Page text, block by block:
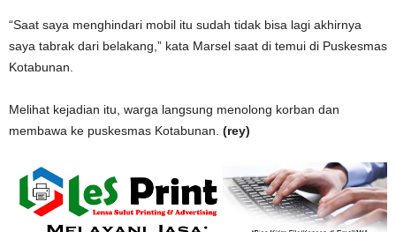
“Saat saya menghindari mobil itu sudah tidak bisa lagi akhirnya
saya tabrak dari belakang,” kata Marsel saat di temui di Puskesmas
Kotabunan.
Melihat kejadian itu, warga langsung menolong korban dan
membawa ke puskesmas Kotabunan. (rey)